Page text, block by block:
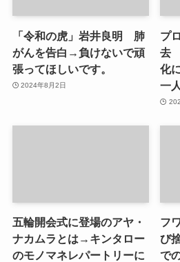
「令和の虎」岩井良明 肺
がんを告白→負けないで頑
張ってほしいです。
2024年8月2日
プ
去
化
一
五輪開会式に登場のアヤ・
ナカムラとは→キンタロー
のモノマネレパートリーに
フ
び
で